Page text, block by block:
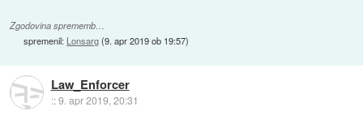
Zgodovina sprememb…
spremenil: Lonsarg(9. apr 2019 ob 19:57)
Law_Enforcer
::9. apr 2019, 20:31